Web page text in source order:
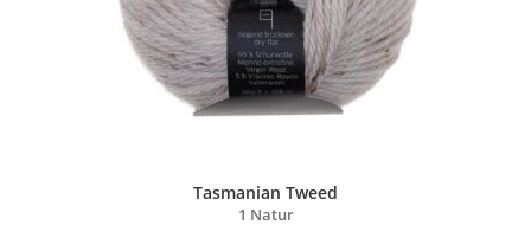
Tasmanian Tweed
1 Natur